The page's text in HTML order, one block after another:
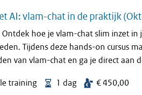
AI: vlam-chat in de praktijk
Ontdek hoe je vlam-chat slim inzet in
Tijdens deze hands-on cursus
van vlam-chat en ga je direct aan
training 1 dag € 450,00